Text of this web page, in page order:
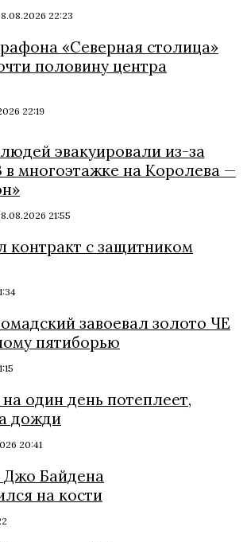
22:23
«Северная столица»
половину центра
22:19
эвакуировали из-за
многоэтажке на Королева —
21:55
контракт с защитником
завоевал золото ЧЕ
пятиборью
один день потеплеет,
дожди
20:41
Джо Байдена
на кости